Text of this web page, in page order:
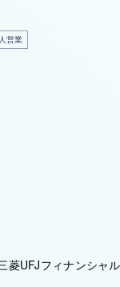
営業
菱UFJフィナンシャ